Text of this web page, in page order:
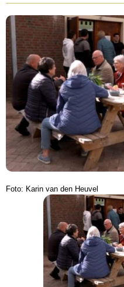
Foto: Karin van den Heuvel